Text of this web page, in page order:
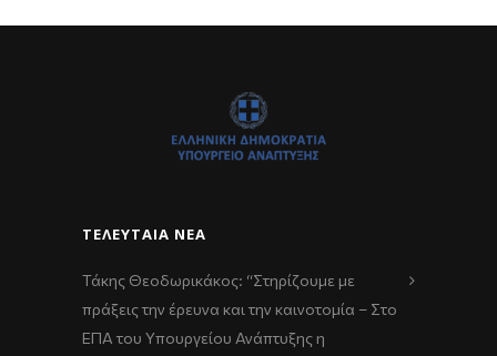
ΤΕΛΕΥΤΑΊΑ ΝΈΑ
Τάκης Θεοδωρικάκος: “Στηρίζουμε με
πράξεις την έρευνα και την καινοτομία – Στο
ΕΠΑ του Υπουργείου Ανάπτυξης η